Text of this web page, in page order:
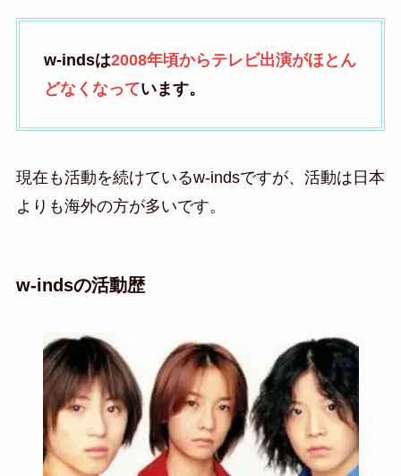
w-indsは2008年頃からテレビ出演がほとん
どなくなっています。
現在も活動を続けているw-indsですが、活動は日本
よりも海外の方が多いです。
w-indsの活動歴